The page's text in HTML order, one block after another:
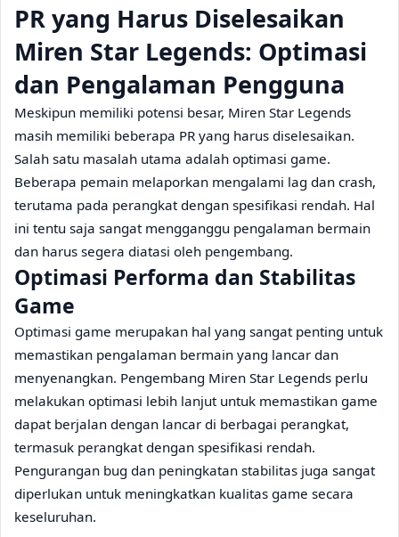
PR yang Harus Diselesaikan
Miren Star Legends: Optimasi
dan Pengalaman Pengguna
Meskipun memiliki potensi besar, Miren Star Legends
masih memiliki beberapa PR yang harus diselesaikan.
Salah satu masalah utama adalah optimasi game.
Beberapa pemain melaporkan mengalami lag dan crash,
terutama pada perangkat dengan spesifikasi rendah. Hal
ini tentu saja sangat mengganggu pengalaman bermain
dan harus segera diatasi oleh pengembang.
Optimasi Performa dan Stabilitas
Game
Optimasi game merupakan hal yang sangat penting untuk
memastikan pengalaman bermain yang lancar dan
menyenangkan. Pengembang Miren Star Legends perlu
melakukan optimasi lebih lanjut untuk memastikan game
dapat berjalan dengan lancar di berbagai perangkat,
termasuk perangkat dengan spesifikasi rendah.
Pengurangan bug dan peningkatan stabilitas juga sangat
diperlukan untuk meningkatkan kualitas game secara
keseluruhan.